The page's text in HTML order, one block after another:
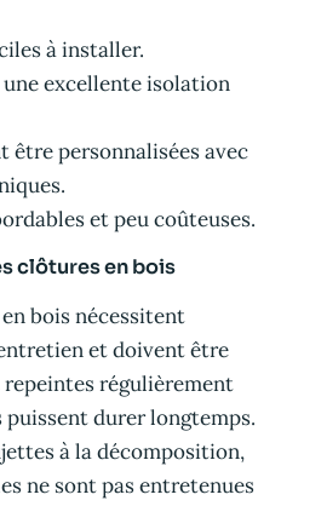
à installer.
excellente isolation
être personnalisées avec
et peu coûteuses.
clôtures en bois
bois nécessitent
et doivent être
régulièrement
puissent durer longtemps.
à la décomposition,
ne sont pas entretenues